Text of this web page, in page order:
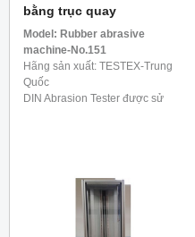
bằng trục quay
Model: Rubber abrasive
machine-No.151
Hãng sản xuất: TESTEX-Trung
Quốc
DIN Abrasion Tester được sử